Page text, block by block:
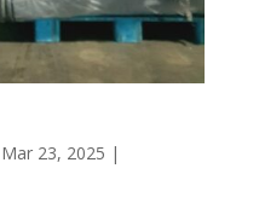
Mar 23, 2025 |